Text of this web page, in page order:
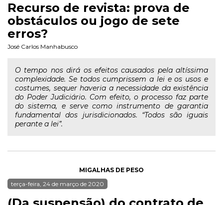
Recurso de revista: prova de
obstáculos ou jogo de sete
erros?
José Carlos Manhabusco
O tempo nos dirá os efeitos causados pela altíssima
complexidade. Se todos cumprissem a lei e os usos e
costumes, sequer haveria a necessidade da existência
do Poder Judiciário. Com efeito, o processo faz parte
do sistema, e serve como instrumento de garantia
fundamental dos jurisdicionados. “Todos são iguais
perante a lei”.
MIGALHAS DE PESO
terça-feira, 24 de março de 2020